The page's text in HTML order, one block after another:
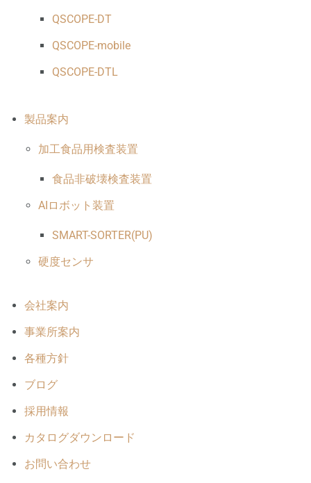
QSCOPE-DT
QSCOPE-mobile
QSCOPE-DTL
製品案内
加工食品用検査装置
食品非破壊検査装置
AIロボット装置
SMART-SORTER(PU)
硬度センサ
会社案内
事業所案内
各種方針
ブログ
採用情報
カタログダウンロード
お問い合わせ